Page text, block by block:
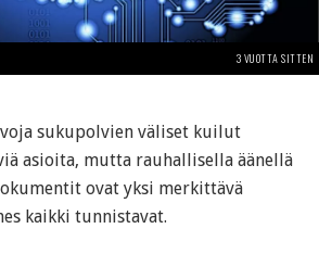
3 VUOTTA SITTEN
sukupolvien väliset kuilut
asioita, mutta rauhallisella äänellä
ovat yksi merkittävä
kaikki tunnistavat.